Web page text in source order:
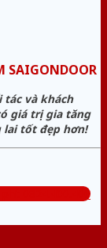
SAIGONDOOR
tác và khách
giá trị gia tăng
lai tốt đẹp hơn!
0824.400.400